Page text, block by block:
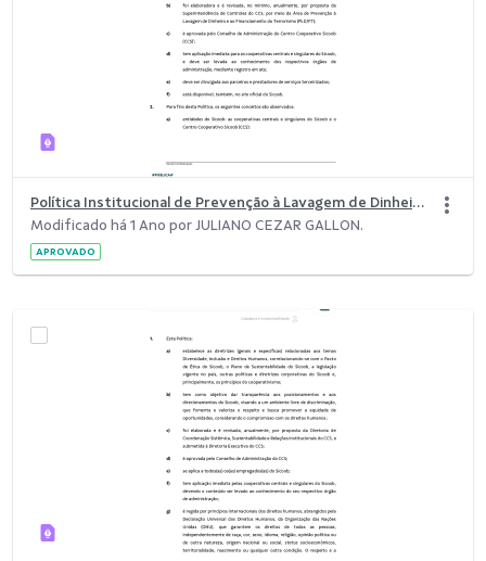
Política Institucional de Prevenção à Lavagem de Dinheiro e ao Financiamento.pdf
Modificado há 1 Ano por JULIANO CEZAR GALLON.
APROVADO